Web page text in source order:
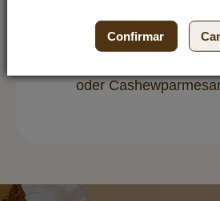
auskühlen lassen.
dann lösen und den
oder
Boletín
Confirmar